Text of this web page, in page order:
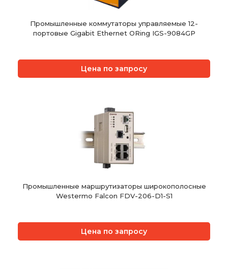
Промышленные коммутаторы управляемые 12-
портовые Gigabit Ethernet ORing IGS-9084GP
Цена по запросу
Промышленные маршрутизаторы широкополосные
Westermo Falcon FDV-206-D1-S1
Цена по запросу